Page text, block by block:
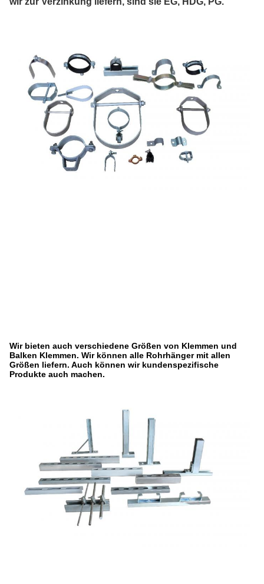
Wir bieten auch verschiedene Größen von Klemmen und
Balken Klemmen. Wir können alle Rohrhänger mit allen
Größen liefern. Auch können wir kundenspezifische
Produkte auch machen.